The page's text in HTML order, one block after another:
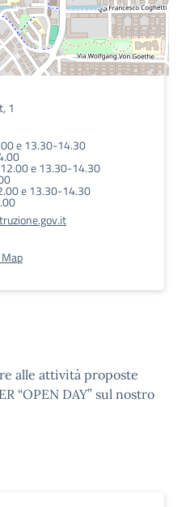
1
e 13.30-14.30
e 13.30-14.30
e 13.30-14.30
alle attività proposte
“OPEN DAY” sul nostro